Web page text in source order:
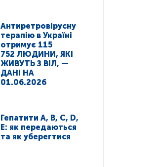
Антиретровірусну
терапію в Україні
отримує 115
752 ЛЮДИНИ, ЯКІ
ЖИВУТЬ З ВІЛ, —
ДАНІ НА
01.06.2026
Гепатити A, B, C, D,
E: як передаються
та як уберегтися